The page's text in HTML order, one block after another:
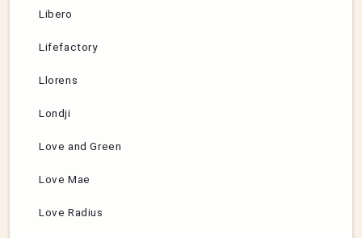
Libero
Lifefactory
Llorens
Londji
Love and Green
Love Mae
Love Radius